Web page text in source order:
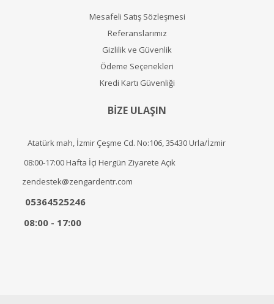
Mesafeli Satış Sözleşmesi
Referanslarımız
Gizlilik ve Güvenlik
Ödeme Seçenekleri
Kredi Kartı Güvenliği
BİZE ULAŞIN
Atatürk mah, İzmir Çeşme Cd. No:106, 35430 Urla/İzmir
08:00-17:00 Hafta İçi Hergün Ziyarete Açık
zendestek@zengardentr.com
05364525246
08:00 - 17:00